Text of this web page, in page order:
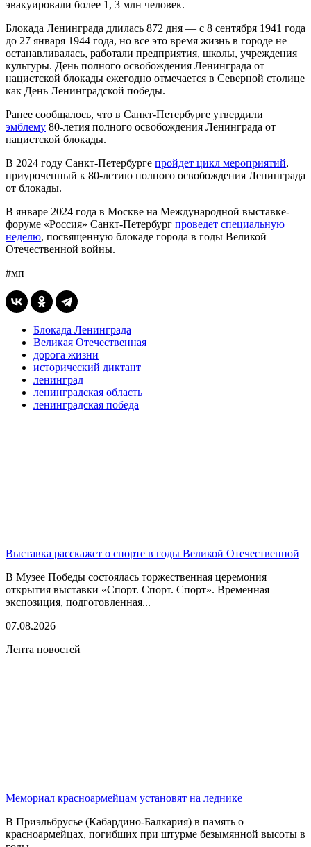
эвакуировали более 1, 3 млн человек.
Блокада Ленинграда длилась 872 дня — с 8 сентября 1941 года
до 27 января 1944 года, но все это время жизнь в городе не
останавливалась, работали предприятия, школы, учреждения
культуры. День полного освобождения Ленинграда от
нацистской блокады ежегодно отмечается в Северной столице
как День Ленинградской победы.
Ранее сообщалось, что в Санкт-Петербурге утвердили
эмблему 80-летия полного освобождения Ленинграда от
нацистской блокады.
В 2024 году Санкт-Петербурге пройдет цикл мероприятий,
приуроченный к 80-летию полного освобождения Ленинграда
от блокады.
В январе 2024 года в Москве на Международной выставке-
форуме «Россия» Санкт-Петербург проведет специальную
неделю, посвященную блокаде города в годы Великой
Отечественной войны.
#мп
Блокада Ленинграда
Великая Отечественная
дорога жизни
исторический диктант
ленинград
ленинградская область
ленинградская победа
Выставка расскажет о спорте в годы Великой Отечественной
В Музее Победы состоялась торжественная церемония
открытия выставки «Спорт. Спорт. Спорт». Временная
экспозиция, подготовленная...
07.08.2026
Лента новостей
Мемориал красноармейцам установят на леднике
В Приэльбрусье (Кабардино-Балкария) в память о
красноармейцах, погибших при штурме безымянной высоты в